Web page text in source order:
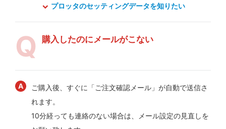
プロッタのセッティングデータを知りたい
購入したのにメールがこない
ご購入後、すぐに「ご注文確認メール」が自動で送信さ
れます。
10分経っても連絡のない場合は、メール設定の見直しを